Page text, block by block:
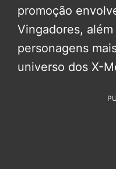
promoção
Vingadores,
personagens
universo dos X-